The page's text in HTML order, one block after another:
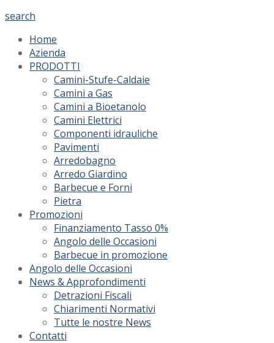
search
Home
Azienda
PRODOTTI
Camini-Stufe-Caldaie
Camini a Gas
Camini a Bioetanolo
Camini Elettrici
Componenti idrauliche
Pavimenti
Arredobagno
Arredo Giardino
Barbecue e Forni
Pietra
Promozioni
Finanziamento Tasso 0%
Angolo delle Occasioni
Barbecue in promozione
Angolo delle Occasioni
News & Approfondimenti
Detrazioni Fiscali
Chiarimenti Normativi
Tutte le nostre News
Contatti